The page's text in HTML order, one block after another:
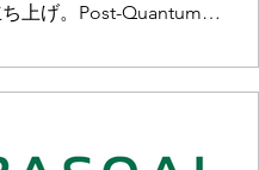
上げ。Post-Quantum